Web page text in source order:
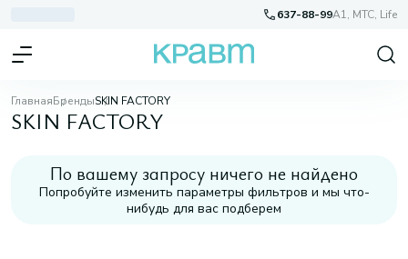
637-88-99A1, МТС, Life
ГлавнаяБрендыSKIN FACTORY
SKIN FACTORY
По вашему запросу ничего не найдено
Попробуйте изменить параметры фильтров и мы что-
нибудь для вас подберем